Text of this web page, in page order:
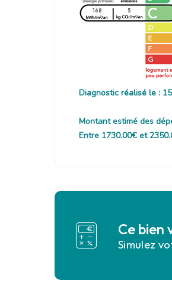
168 5
Diagnostic réalisé le :
Montant estimé des
Entre 1730.00€ et
Ce bien
Simulez